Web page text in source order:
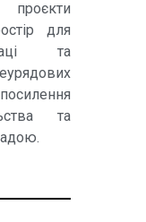
для
та
та